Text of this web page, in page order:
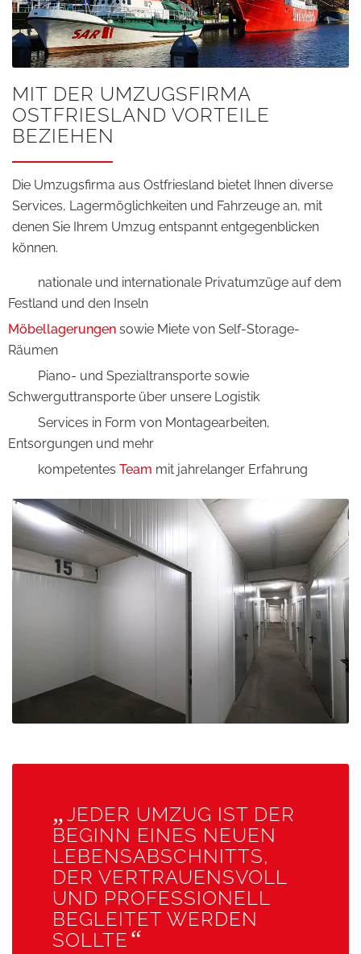
MIT DER UMZUGSFIRMA
OSTFRIESLAND VORTEILE
BEZIEHEN
Die Umzugsfirma aus Ostfriesland bietet Ihnen diverse
Services, Lagermöglichkeiten und Fahrzeuge an, mit
denen Sie Ihrem Umzug entspannt entgegenblicken
können.
nationale und internationale Privatumzüge auf dem
Festland und den Inseln
Möbellagerungen sowie Miete von Self-Storage-
Räumen
Piano- und Spezialtransporte sowie
Schwerguttransporte über unsere Logistik
Services in Form von Montagearbeiten,
Entsorgungen und mehr
kompetentes Team mit jahrelanger Erfahrung
„JEDER UMZUG IST DER
BEGINN EINES NEUEN
LEBENSABSCHNITTS,
DER VERTRAUENSVOLL
UND PROFESSIONELL
BEGLEITET WERDEN
SOLLTE “